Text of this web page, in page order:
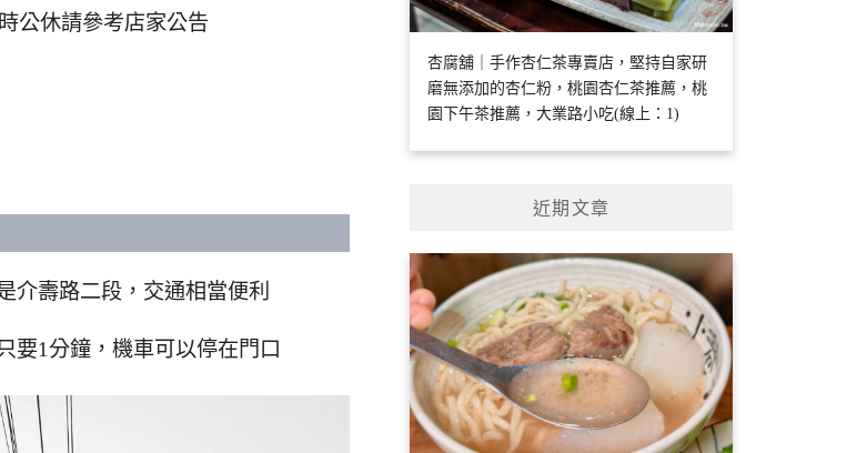
公休請參考店家公告
介壽路二段，交通相當便利
要1分鐘，機車可以停在門口
杏腐舖｜手作杏仁茶專賣店，堅持自家研
磨無添加的杏仁粉，桃園杏仁茶推薦，桃
園下午茶推薦，大業路小吃(線上：1)
近期文章